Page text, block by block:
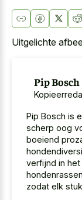
Uitgelichte
Pip Bosch
Pip Bosch is
scherp oog
boeiend
verfijnd in
zodat elk